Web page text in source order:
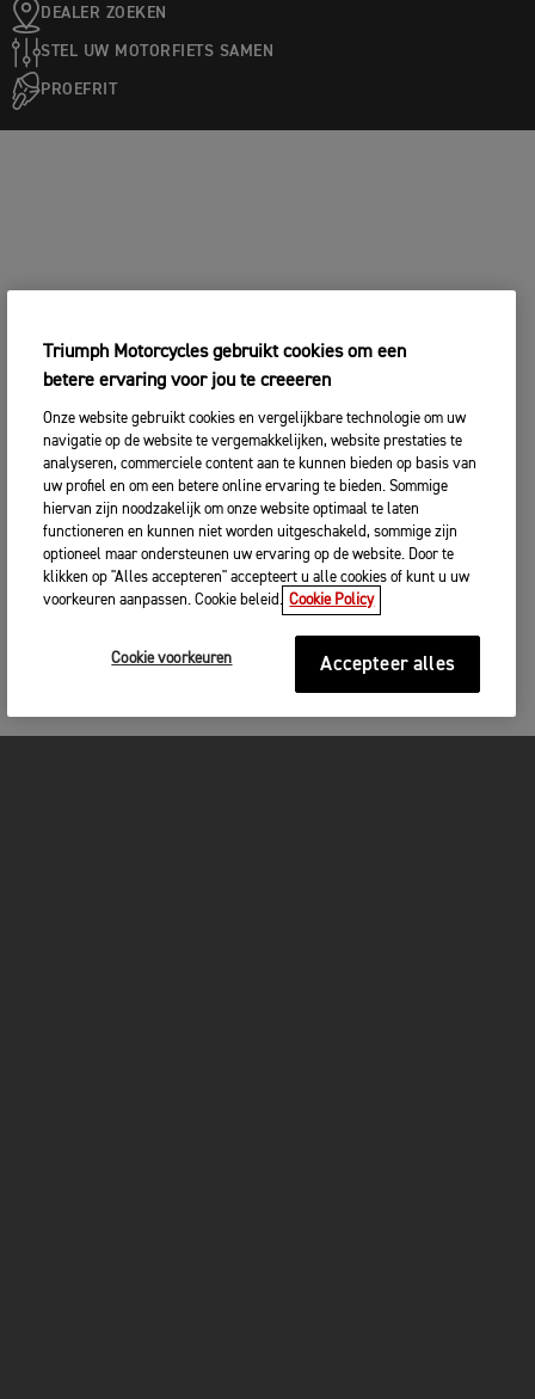
DEALER ZOEKEN
STEL UW MOTORFIETS SAMEN
PROEFRIT
Triumph Motorcycles gebruikt cookies om een
betere ervaring voor jou te creeeren
Onze website gebruikt cookies en vergelijkbare technologie om uw
navigatie op de website te vergemakkelijken, website prestaties te
analyseren, commerciele content aan te kunnen bieden op basis van
uw profiel en om een betere online ervaring te bieden. Sommige
hiervan zijn noodzakelijk om onze website optimaal te laten
functioneren en kunnen niet worden uitgeschakeld, sommige zijn
optioneel maar ondersteunen uw ervaring op de website. Door te
klikken op "Alles accepteren" accepteert u alle cookies of kunt u uw
voorkeuren aanpassen. Cookie beleid. Cookie Policy
Cookie voorkeuren Accepteer alles